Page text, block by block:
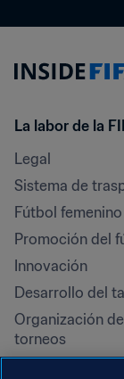
La labor de la
Legal
Sistema de
Fútbol femenino
Promoción del
Innovación
Desarrollo del
Organización
torneos